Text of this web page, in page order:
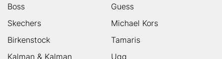
Boss
Guess
Skechers
Michael Kors
Birkenstock
Tamaris
Kalman & Kalman
Ugg